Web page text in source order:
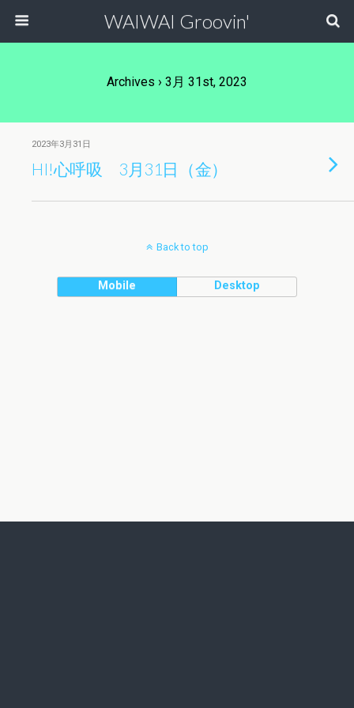
WAIWAI Groovin'
Archives › 3月 31st, 2023
2023年3月31日
HI!心呼吸 3月31日（金）
Back to top
Mobile Desktop